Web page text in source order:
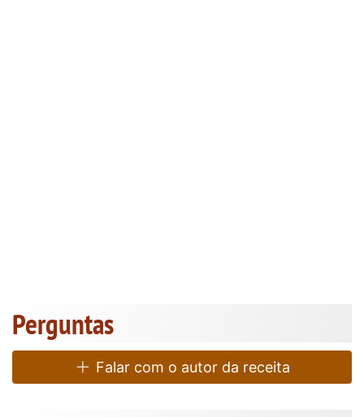
Perguntas
Falar com o autor da receita